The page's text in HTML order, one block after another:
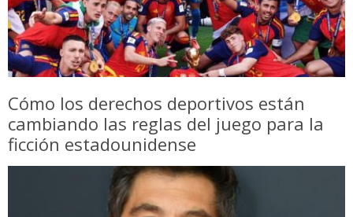
Cómo los derechos deportivos están
cambiando las reglas del juego para la
ficción estadounidense